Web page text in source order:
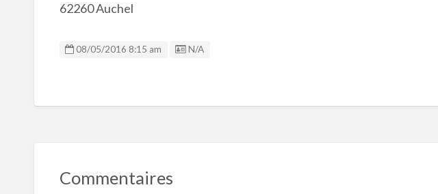
62260 Auchel
08/05/2016 8:15 am Listing ID
N/A
Commentaires